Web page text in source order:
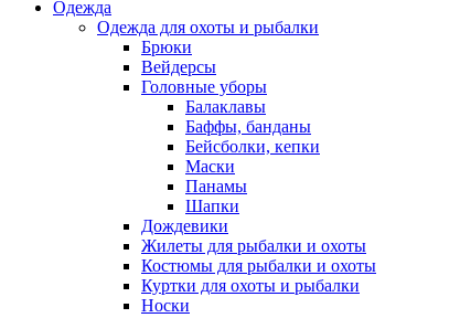
Одежда
Одежда для охоты и рыбалки
Брюки
Вейдерсы
Головные уборы
Балаклавы
Баффы, банданы
Бейсболки, кепки
Маски
Панамы
Шапки
Дождевики
Жилеты для рыбалки и охоты
Костюмы для рыбалки и охоты
Куртки для охоты и рыбалки
Носки